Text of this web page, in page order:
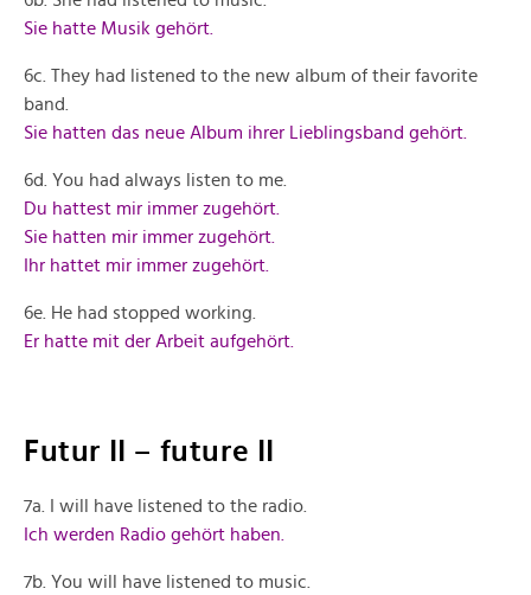
Sie hatte Musik gehört.
6c. They had listened to the new album of their favorite
band.
Sie hatten das neue Album ihrer Lieblingsband gehört.
6d. You had always listen to me.
Du hattest mir immer zugehört.
Sie hatten mir immer zugehört.
Ihr hattet mir immer zugehört.
6e. He had stopped working.
Er hatte mit der Arbeit aufgehört.
Futur II – future II
7a. I will have listened to the radio.
Ich werden Radio gehört haben.
7b. You will have listened to music.